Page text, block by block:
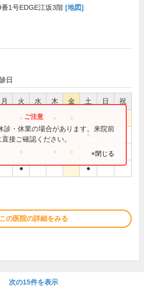
1号EDGE江坂3階 [地図]
日
月 火 水 木 金 土 日 祝
● ●
● ●
診・休業の場合があります。来院前
接ご確認ください。
×閉じる
この医院の詳細をみる
次の15件を表示